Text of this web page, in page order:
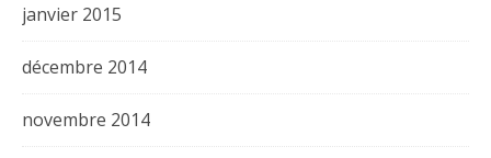
janvier 2015
décembre 2014
novembre 2014